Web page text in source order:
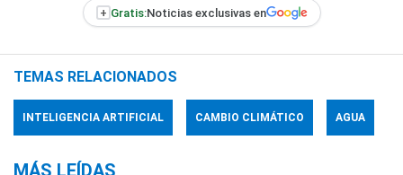
+ Gratis:Noticias exclusivas en
TEMAS RELACIONADOS
INTELIGENCIA ARTIFICIAL CAMBIO CLIMÁTICO AGUA
MÁS LEÍDAS